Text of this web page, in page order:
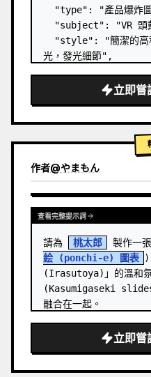
"type": "產品爆炸
"subject": "VR 頭
"style": "簡潔的高
光，發光細節",
  "header": {
    "logo": "∞
立即嘗
作者@やまもん
查看其
查看完整提示詞
請為 桃太郎 製作一
絵 (ponchi-e) 圖表 )
(Irasutoya)」的溫和
(Kasumigaseki
融合在一起。
立即嘗